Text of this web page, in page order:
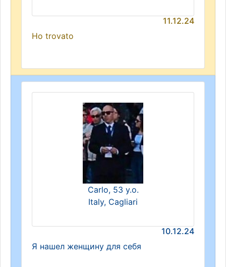
11.12.24
Ho trovato
Carlo, 53 y.o.
Italy, Cagliari
10.12.24
Я нашел женщину для себя